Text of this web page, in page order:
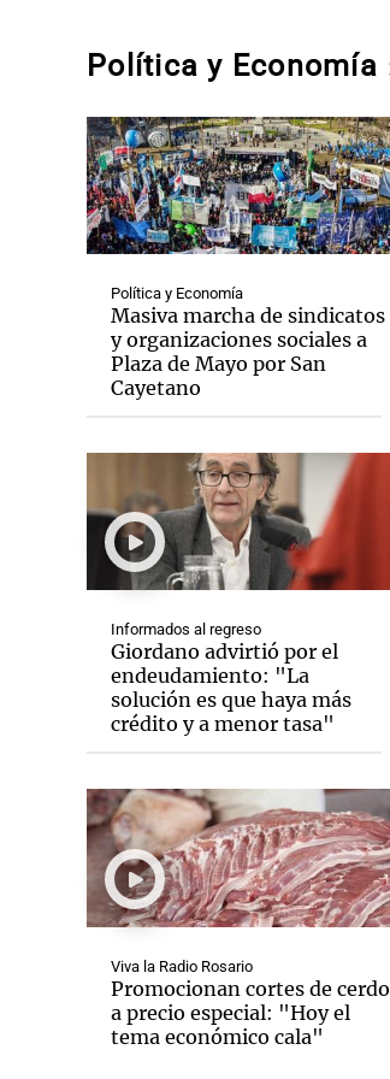
Política y Economía
Política y Economía
Masiva marcha de sindicatos
y organizaciones sociales a
Plaza de Mayo por San
Cayetano
Informados al regreso
Giordano advirtió por el
endeudamiento: "La
solución es que haya más
crédito y a menor tasa"
Viva la Radio Rosario
Promocionan cortes de cerdo
a precio especial: "Hoy el
tema económico cala"
Notas